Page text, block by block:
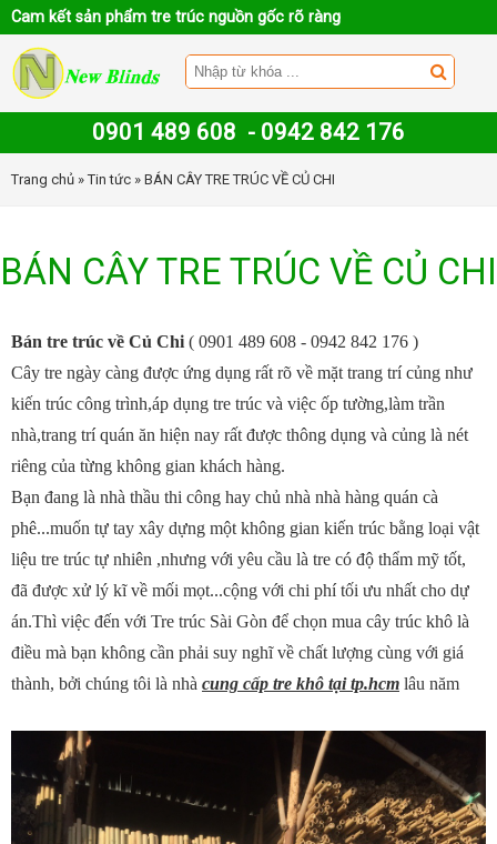
Cam kết sản phẩm tre trúc nguồn gốc rõ ràng
0901 489 608 - 0942 842 176
Trang chủ »Tin tức » BÁN CÂY TRE TRÚC VỀ CỦ CHI
BÁN CÂY TRE TRÚC VỀ CỦ CHI
Bán tre trúc về Củ Chi ( 0901 489 608 - 0942 842 176 )
Cây tre ngày càng được ứng dụng rất rõ về mặt trang trí củng như
kiến trúc công trình,áp dụng tre trúc và việc ốp tường,làm trần
nhà,trang trí quán ăn hiện nay rất được thông dụng và củng là nét
riêng của từng không gian khách hàng.
Bạn đang là nhà thầu thi công hay chủ nhà nhà hàng quán cà
phê...muốn tự tay xây dựng một không gian kiến trúc bằng loại vật
liệu tre trúc tự nhiên ,nhưng với yêu cầu là tre có độ thẩm mỹ tốt,
đã được xử lý kĩ về mối mọt...cộng với chi phí tối ưu nhất cho dự
án.Thì việc đến với Tre trúc Sài Gòn để chọn mua cây trúc khô là
điều mà bạn không cần phải suy nghĩ về chất lượng cùng với giá
thành, bởi chúng tôi là nhà cung cấp tre khô tại tp.hcm lâu năm